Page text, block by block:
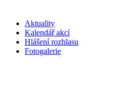
Aktuality
Kalendář akcí
Hlášení rozhlasu
Fotogalerie